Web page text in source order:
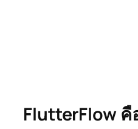
FlutterFlow คื